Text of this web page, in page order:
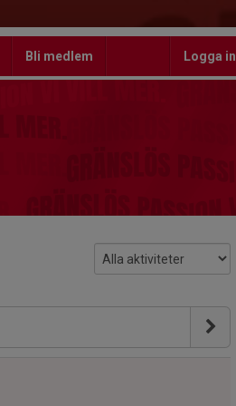
Bli medlem Logga in